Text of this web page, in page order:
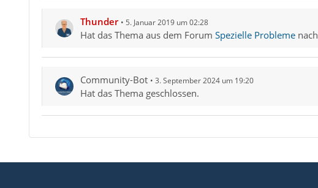
Thunder 5. Januar 2019 um 02:28
Hat das Thema aus dem Forum Spezielle Problemenach
Community-Bot 3. September 2024 um 19:20
Hat das Thema geschlossen.